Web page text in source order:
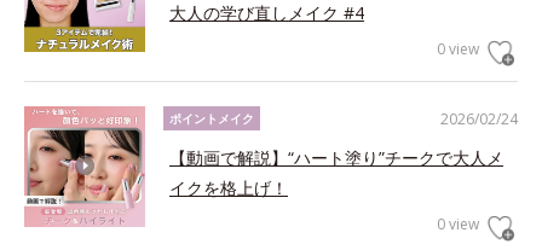
大人の学び直しメイク #4
0 view
2026/02/24
ポイントメイク
【動画で解説】“ハート塗り”チークで大人メ
イクを格上げ！
0 view